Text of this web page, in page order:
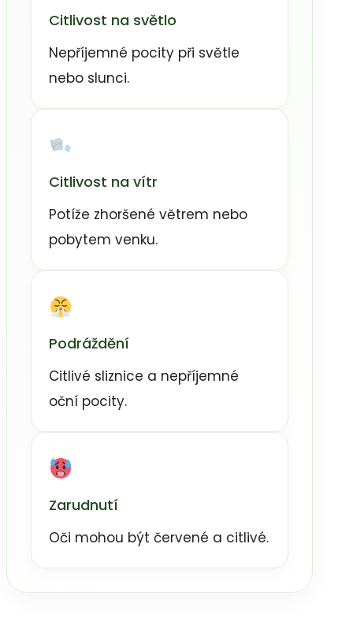
Citlivost na světlo
Nepříjemné pocity při světle
nebo slunci.
Citlivost na vítr
Potíže zhoršené větrem nebo
pobytem venku.
Podráždění
Citlivé sliznice a nepříjemné
oční pocity.
Zarudnutí
Oči mohou být červené a citlivé.